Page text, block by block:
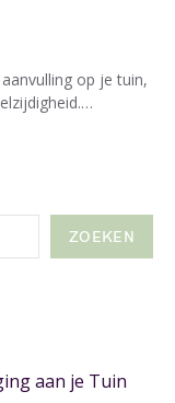
op je tuin,
ZOEKEN
aan je Tuin